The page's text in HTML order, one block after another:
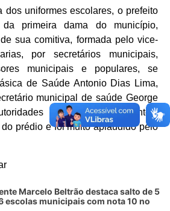
dos uniformes escolares, o prefeito
primeira dama do município,
sua comitiva, formada pelo vice-
por secretários municipais,
municipais e populares, se
de Saúde Antonio Dias Lima,
municipal de saúde George
e lideranças presentes,
prédio e foi muito aplaudido pelo
Marcelo Beltrão destaca salto de 5
escolas municipais com nota 10 no